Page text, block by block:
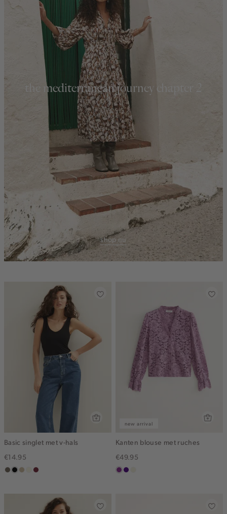
the mediterranean journey chapter 2
shop nu
Basic singlet met v-hals
€14.95
middenbruin
zwartlichtzand
wit,bordeaux
new arrival
Kanten blouse met ruches
€49.95
middenpaars
indigo